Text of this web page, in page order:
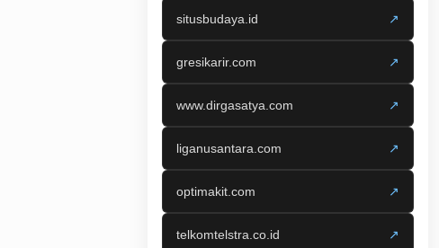
situsbudaya.id ↗
gresikarir.com ↗
www.dirgasatya.com ↗
liganusantara.com ↗
optimakit.com ↗
telkomtelstra.co.id ↗